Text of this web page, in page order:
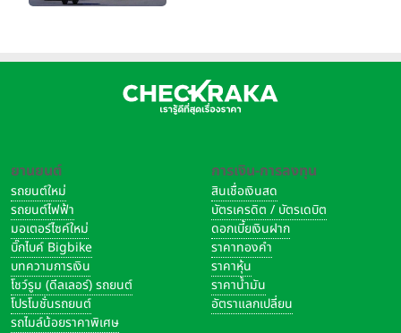
ยานยนต์
รถยนต์ใหม่
รถยนต์ไฟฟ้า
มอเตอร์ไซค์ใหม่
บิ๊กไบค์ Bigbike
บทความการเงิน
โชว์รูม (ดีลเลอร์) รถยนต์
โปรโมชั่นรถยนต์
รถไมล์น้อยราคาพิเศษ
การเงิน-การลงทุน
สินเชื่อเงินสด
บัตรเครดิต / บัตรเดบิต
ดอกเบี้ยเงินฝาก
ราคาทองคำ
ราคาหุ้น
ราคาน้ำมัน
อัตราแลกเปลี่ยน